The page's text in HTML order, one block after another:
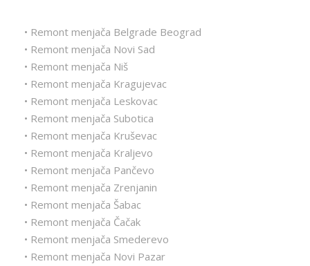
• Remont menjača Belgrade Beograd
• Remont menjača Novi Sad
• Remont menjača Niš
• Remont menjača Kragujevac
• Remont menjača Leskovac
• Remont menjača Subotica
• Remont menjača Kruševac
• Remont menjača Kraljevo
• Remont menjača Pančevo
• Remont menjača Zrenjanin
• Remont menjača Šabac
• Remont menjača Čačak
• Remont menjača Smederevo
• Remont menjača Novi Pazar